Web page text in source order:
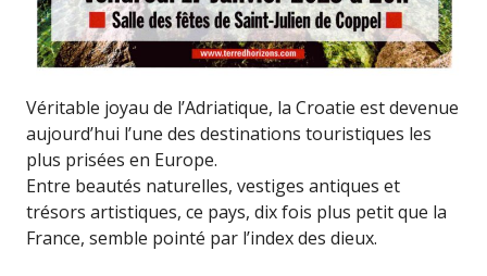
Véritable joyau de l’Adriatique, la Croatie est devenue
aujourd’hui l’une des destinations touristiques les
plus prisées en Europe.
Entre beautés naturelles, vestiges antiques et
trésors artistiques, ce pays, dix fois plus petit que la
France, semble pointé par l’index des dieux.